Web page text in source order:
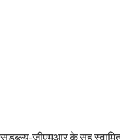
जीएमआर के सह